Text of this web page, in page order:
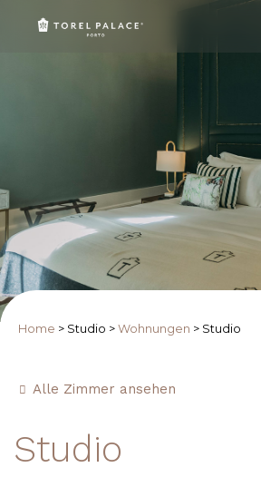
Home > Studio > Wohnungen > Studio
Alle Zimmer ansehen
Studio